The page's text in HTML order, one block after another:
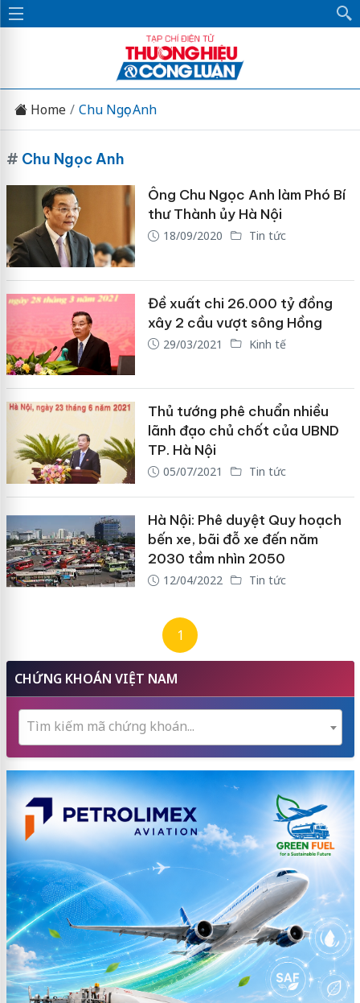
Home Chu Ngọc Anh
# Chu Ngọc Anh
Ông Chu Ngọc Anh làm Phó Bí
thư Thành ủy Hà Nội
18/09/2020 Tin tức
Đề xuất chi 26.000 tỷ đồng
xây 2 cầu vượt sông Hồng
29/03/2021 Kinh tế
Thủ tướng phê chuẩn nhiều
lãnh đạo chủ chốt của UBND
TP. Hà Nội
05/07/2021 Tin tức
Hà Nội: Phê duyệt Quy hoạch
bến xe, bãi đỗ xe đến năm
2030 tầm nhìn 2050
12/04/2022 Tin tức
1
CHỨNG KHOÁN VIỆT NAM
Tìm kiếm mã chứng khoán...